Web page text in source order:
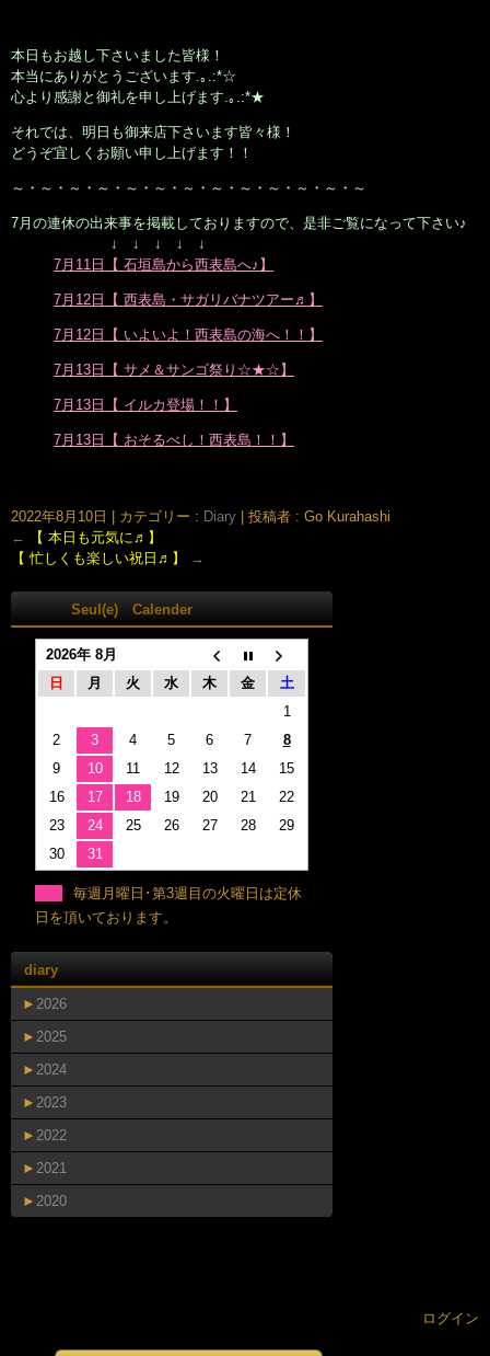
本日もお越し下さいました皆様！
本当にありがとうございます.｡.:*☆
心より感謝と御礼を申し上げます.｡.:*★
それでは、明日も御来店下さいます皆々様！
どうぞ宜しくお願い申し上げます！！
～・～・～・～・～・～・～・～・～・～・～・～・～
7月の連休の出来事を掲載しておりますので、是非ご覧になって下さい♪
↓ ↓ ↓ ↓ ↓
7月11日【 石垣島から西表島へ♪】
7月12日【 西表島・サガリバナツアー♬】
7月12日【 いよいよ！西表島の海へ！！】
7月13日【 サメ＆サンゴ祭り☆★☆】
7月13日【 イルカ登場！！】
7月13日【 おそるべし！西表島！！】
2022年8月10日 カテゴリー : Diary
投稿者 : Go Kurahashi
←
【 本日も元気に♬】
【 忙しくも楽しい祝日♬】
→
Seul(e) Calender
2026年 8月
日
月 火 水 木 金
土
1
2
3 4 5 6 7
8
9
10 11 12 13 14
15
16
17 18 19 20 21
22
23
24 25 26 27 28
29
30
31
毎週月曜日･第3週目の火曜日は定休
日を頂いております。
diary
► 2026
► 2025
► 2024
► 2023
► 2022
► 2021
► 2020
ログイン